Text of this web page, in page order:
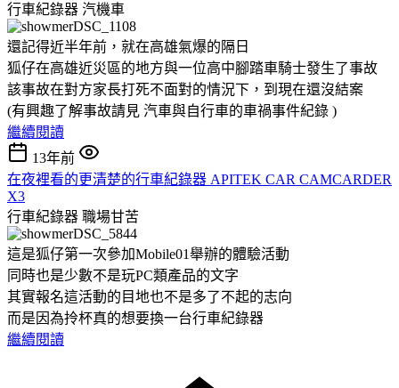
行車紀錄器 汽機車
還記得近半年前，就在高雄氣爆的隔日
狐仔在高雄近災區的地方與一位高中腳踏車騎士發生了事故
該事故在對方家長打死不面對的情況下，到現在還沒結案
(有興趣了解事故請見 汽車與自行車的車禍事件紀錄 )
繼續閱讀
13年前
在夜裡看的更清楚的行車紀錄器 APITEK CAR CAMCARDER
X3
行車紀錄器 職場甘苦
這是狐仔第一次參加Mobile01舉辦的體驗活動
同時也是少數不是玩PC類產品的文字
其實報名這活動的目地也不是多了不起的志向
而是因為拎杯真的想要換一台行車紀錄器
繼續閱讀